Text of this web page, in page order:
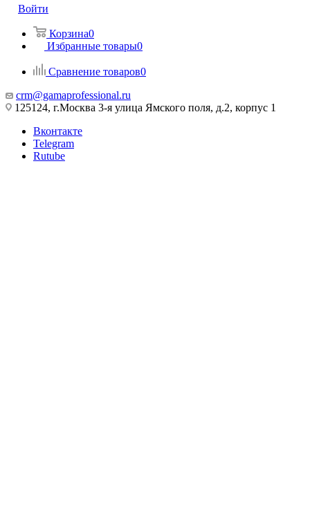
Войти
Корзина0
Избранные товары0
Сравнение товаров0
crm@gamaprofessional.ru
125124, г.Москва 3-я улица Ямского поля, д.2, корпус 1
Вконтакте
Telegram
Rutube